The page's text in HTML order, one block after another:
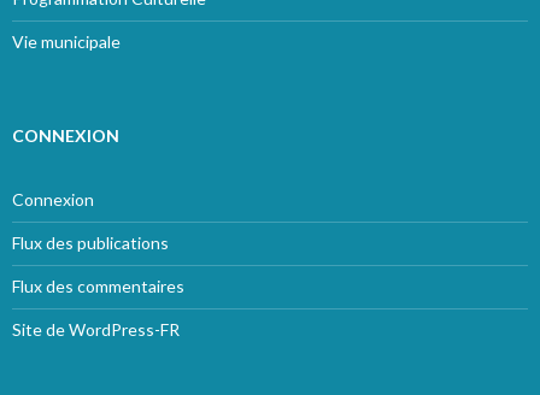
Vie municipale
CONNEXION
Connexion
Flux des publications
Flux des commentaires
Site de WordPress-FR